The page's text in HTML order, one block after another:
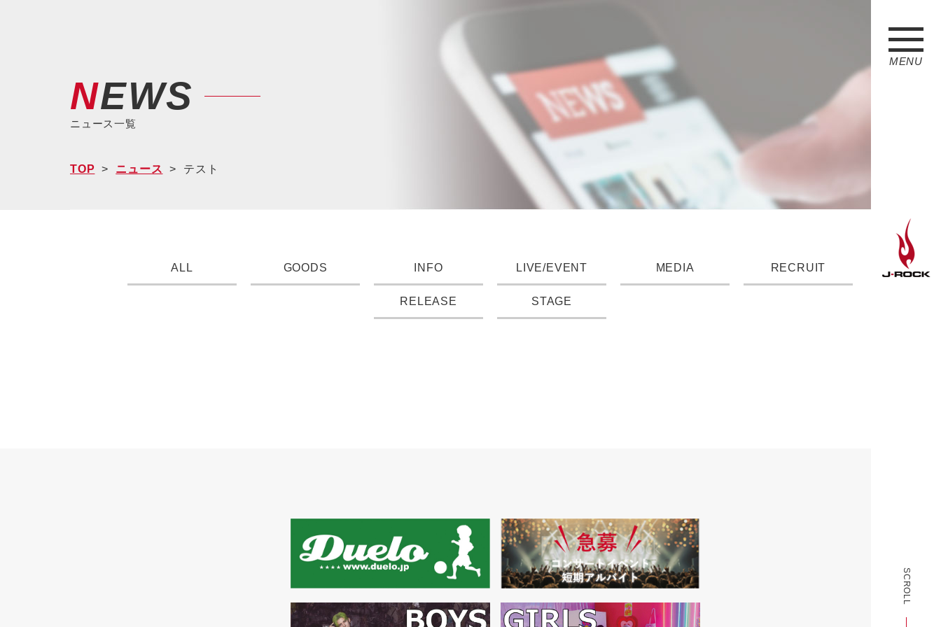
MENU
SCROLL
NEWS
ニュース一覧
TOP ニュース テスト
ALL GOODS INFO LIVE/EVENT MEDIA RECRUIT
RELEASE STAGE